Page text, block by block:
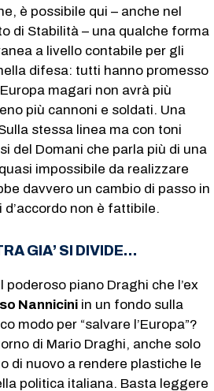
è possibile qui – anche nel
di Stabilità – una qualche forma
a livello contabile per gli
difesa: tutti hanno promesso
magari non avrà più
più cannoni e soldati. Una
stessa linea ma con toni
del Domani che parla più di una
impossibile da realizzare
davvero un cambio di passo in
non è fattibile.
GIA’ SI DIVIDE…
poderoso piano Draghi che l’ex
Nannicini in un fondo sulla
modo per “salvare l’Europa”?
di Mario Draghi, anche solo
di nuovo a rendere plastiche le
politica italiana. Basta leggere